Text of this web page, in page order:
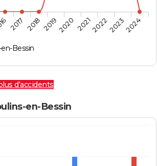
Bessin
2017 2018 20192020 2021202220232024
d'accidents
en-Bessin